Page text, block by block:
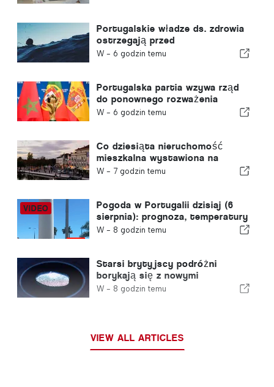
Portugalskie władze ds. zdrowia
ostrzegają przed
niebezpieczeństwem utonięcia
W - 6 godzin temu
Portugalska partia wzywa rząd
do ponownego rozważenia
decyzji o przyznaniu Maroku
roku w związku z kryzysem w
Ceucie
W - 6 godzin temu
Co dziesiąta nieruchomość
mieszkalna wystawiona na
sprzedaż w Portugalii znajduje
W - 7 godzin temu
Pogoda w Portugalii dzisiaj (6
sierpnia): prognoza, temperatury
i czego można się spodziewać
W - 8 godzin temu
Starsi brytyjscy podróżni
borykają się z nowymi
kontrolami odcisków palców
W - 8 godzin temu
VIEW ALL ARTICLES